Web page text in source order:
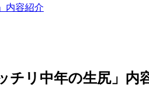
内容紹介
チリ中年の生尻」内